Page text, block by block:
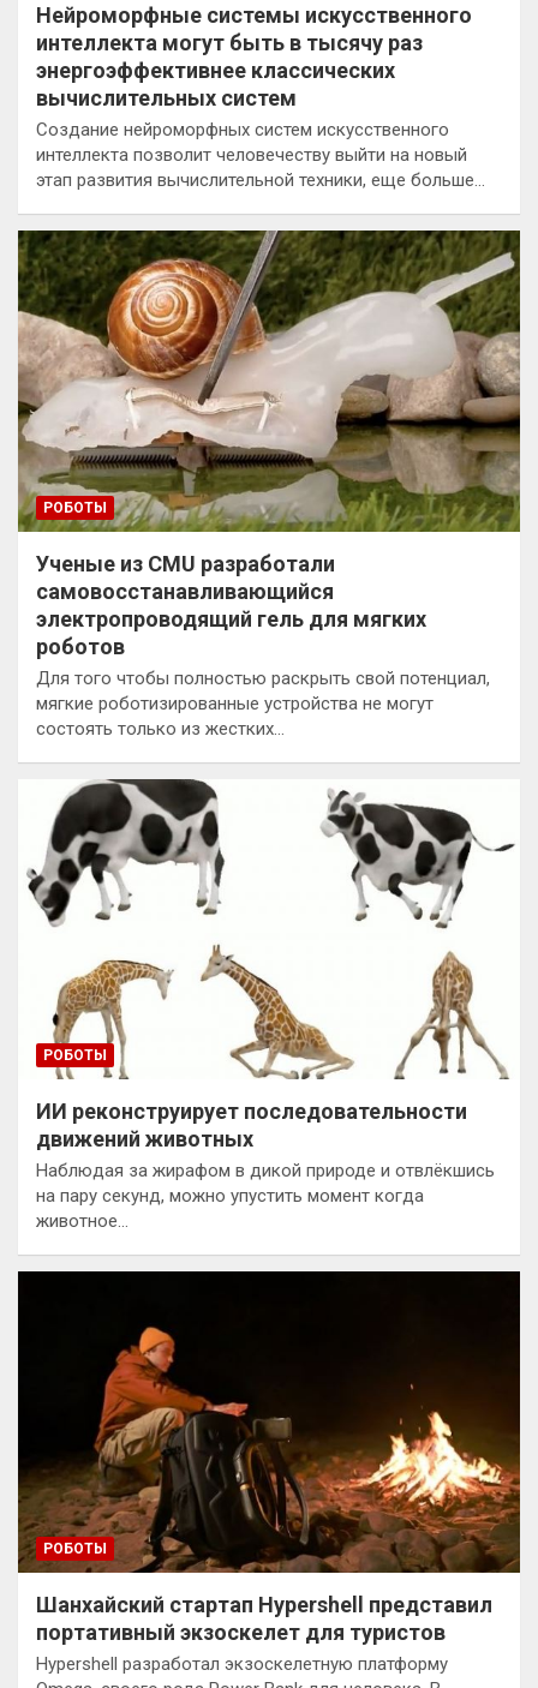
Нейроморфные системы искусственного
интеллекта могут быть в тысячу раз
энергоэффективнее классических
вычислительных систем
Создание нейроморфных систем искусственного
интеллекта позволит человечеству выйти на новый
этап развития вычислительной техники, еще больше…
РОБОТЫ
Ученые из CMU разработали
самовосстанавливающийся
электропроводящий гель для мягких
роботов
Для того чтобы полностью раскрыть свой потенциал,
мягкие роботизированные устройства не могут
состоять только из жестких…
РОБОТЫ
ИИ реконструирует последовательности
движений животных
Наблюдая за жирафом в дикой природе и отвлёкшись
на пару секунд, можно упустить момент когда
животное…
РОБОТЫ
Шанхайский стартап Hypershell представил
портативный экзоскелет для туристов
Hypershell разработал экзоскелетную платформу